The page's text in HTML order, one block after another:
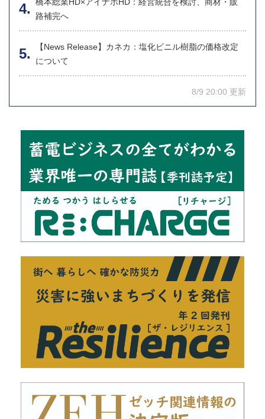
路補完へ
【News Release】カネカ：塩化ビニル樹脂の価格改定
について
8/9 20:00 更新